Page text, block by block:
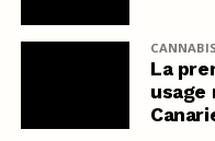
La
usage